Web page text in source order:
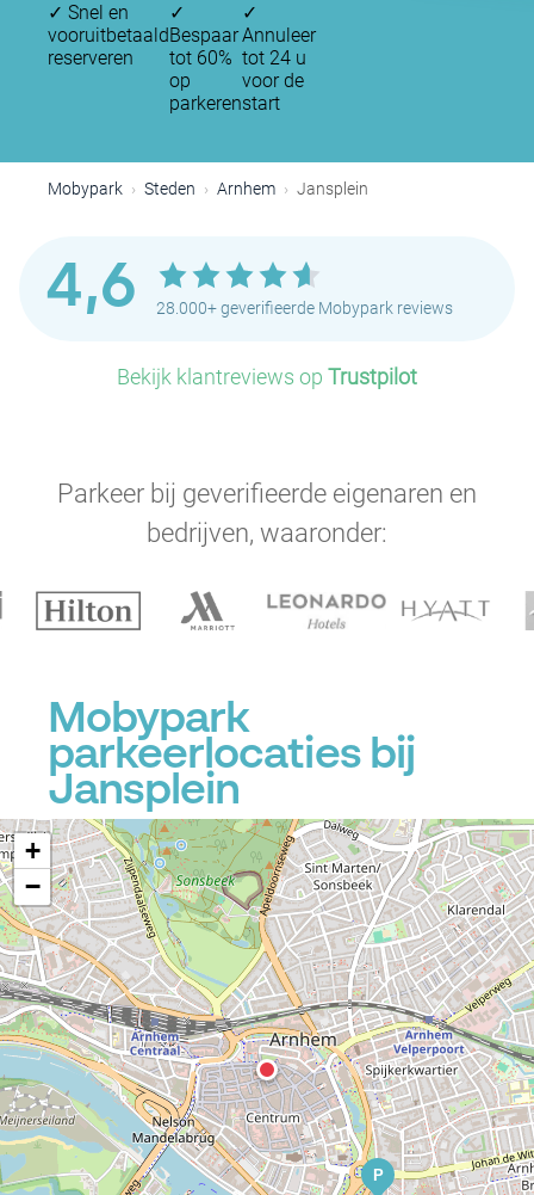
✓ Snel en
vooruitbetaald
reserveren
✓
Bespaar
tot 60%
op
parkeren
✓
Annuleer
tot 24 u
voor de
start
Mobypark Steden Arnhem Jansplein
4,6 28.000+ geverifieerde Mobypark reviews
Bekijk klantreviews op Trustpilot
Parkeer bij geverifieerde eigenaren en
bedrijven, waaronder:
Mobypark
parkeerlocaties bij
Jansplein
P
+
−